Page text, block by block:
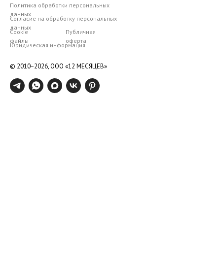
Политика обработки персональных
данных
Согласие на обработку персональных
данных
Публичная
оферта
Cookie
файлы
Юридическая информация
© 2010−2026,ООО «12 МЕСЯЦЕВ»